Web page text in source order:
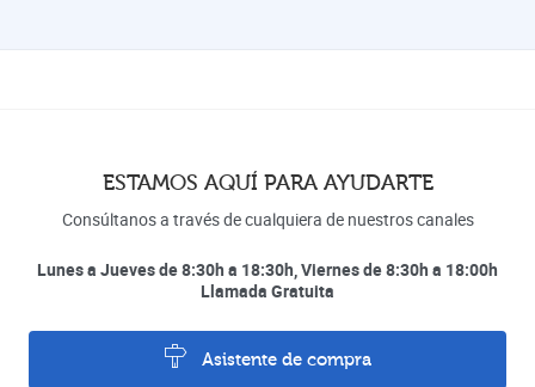
ESTAMOS AQUÍ PARA AYUDARTE
Consúltanos a través de cualquiera de nuestros canales
Lunes a Jueves de 8:30h a 18:30h, Viernes de 8:30h a 18:00h
Llamada Gratuita
Asistente de compra